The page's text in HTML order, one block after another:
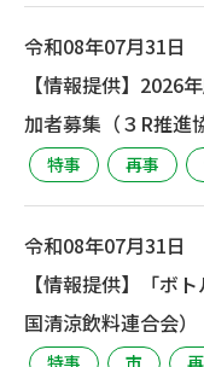
令和08年07月31日
【情報提供】2026
加者募集（３R推進
特事 再事
令和08年07月31日
【情報提供】「ボ
国清涼飲料連合会）